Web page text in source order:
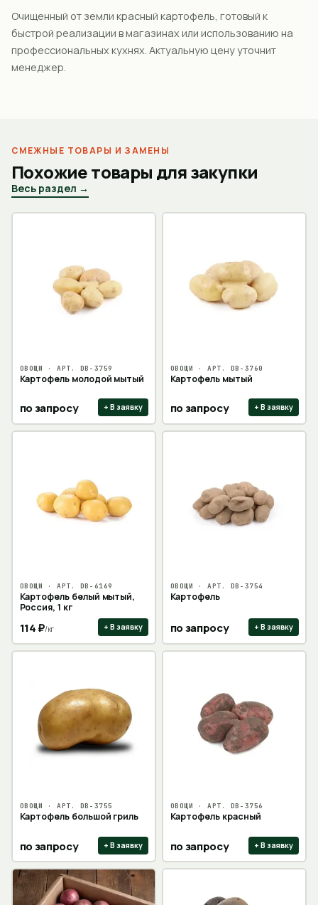
Очищенный от земли красный картофель, готовый к
быстрой реализации в магазинах или использованию на
профессиональных кухнях. Актуальную цену уточнит
менеджер.
СМЕЖНЫЕ ТОВАРЫ И ЗАМЕНЫ
Похожие товары для закупки
Весь раздел →
ОВОЩИ · АРТ. DB-3759
Картофель молодой мытый
по запросу + В заявку
ОВОЩИ · АРТ. DB-3760
Картофель мытый
по запросу + В заявку
ОВОЩИ · АРТ. DB-6169
Картофель белый мытый,
Россия, 1 кг
114₽/кг + В заявку
ОВОЩИ · АРТ. DB-3754
Картофель
по запросу + В заявку
ОВОЩИ · АРТ. DB-3755
Картофель большой гриль
по запросу + В заявку
ОВОЩИ · АРТ. DB-3756
Картофель красный
по запросу + В заявку